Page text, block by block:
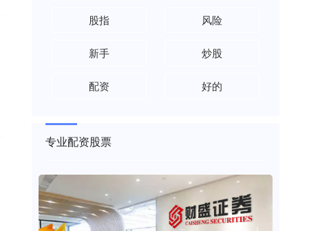
股指 风险
新手 炒股
配资 好的
专业配资股票